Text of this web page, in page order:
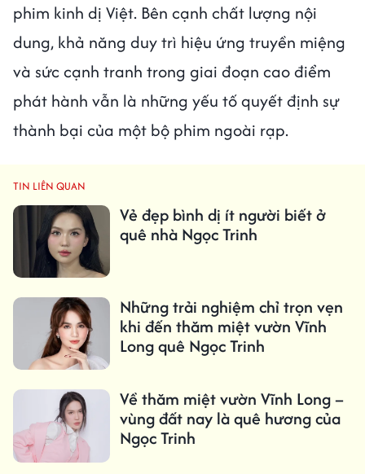
phim kinh dị Việt. Bên cạnh chất lượng nội
dung, khả năng duy trì hiệu ứng truyền miệng
và sức cạnh tranh trong giai đoạn cao điểm
phát hành vẫn là những yếu tố quyết định sự
thành bại của một bộ phim ngoài rạp.
TIN LIÊN QUAN
Vẻ đẹp bình dị ít người biết ở
quê nhà Ngọc Trinh
Những trải nghiệm chỉ trọn vẹn
khi đến thăm miệt vườn Vĩnh
Long quê Ngọc Trinh
Về thăm miệt vườn Vĩnh Long –
vùng đất nay là quê hương của
Ngọc Trinh